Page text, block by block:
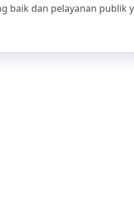
baik dan pelayanan publik